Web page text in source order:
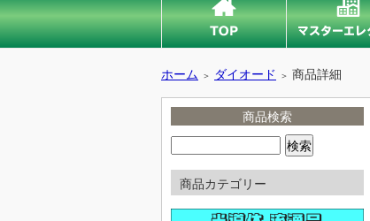
ホーム ＞ ダイオード ＞ 商品詳細
商品検索
商品カテゴリー